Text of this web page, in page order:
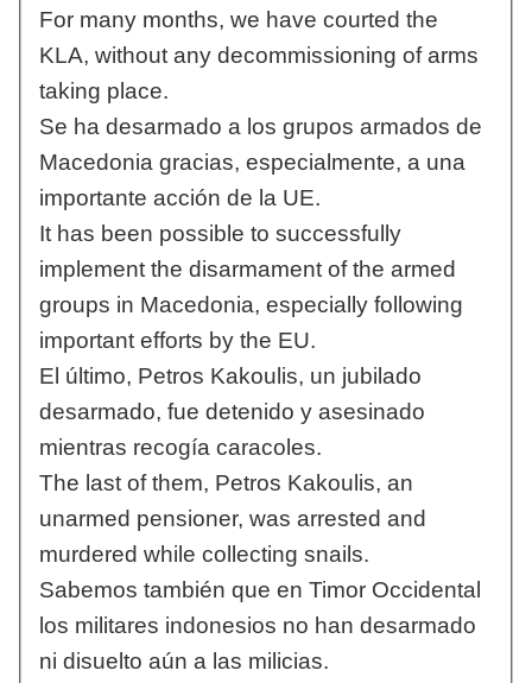
For many months, we have courted the
KLA, without any decommissioning of arms
taking place.
Se ha desarmado a los grupos armados de
Macedonia gracias, especialmente, a una
importante acción de la UE.
It has been possible to successfully
implement the disarmament of the armed
groups in Macedonia, especially following
important efforts by the EU.
El último, Petros Kakoulis, un jubilado
desarmado, fue detenido y asesinado
mientras recogía caracoles.
The last of them, Petros Kakoulis, an
unarmed pensioner, was arrested and
murdered while collecting snails.
Sabemos también que en Timor Occidental
los militares indonesios no han desarmado
ni disuelto aún a las milicias.